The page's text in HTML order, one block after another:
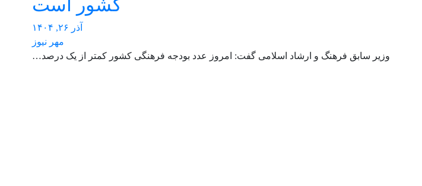
کشور است
آذر ۲۶, ۱۴۰۴
مهر نیوز
وزیر سابق فرهنگ و ارشاد اسلامی گفت: امروز عدد بودجه فرهنگی کشور کمتر از یک درصد…